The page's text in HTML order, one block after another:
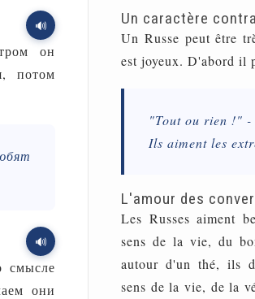
🔊
он
потом
🔊
смысле
они
Un caractère
Un Russe peut être
est joyeux. D'abord il
"Tout ou rien !" -
Ils aiment les
L'amour des
Les Russes aiment
sens de la vie, du
autour d'un thé, ils
sens de la vie, de la